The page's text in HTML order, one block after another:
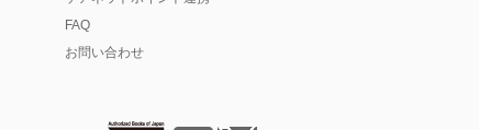
FAQ
お問い合わせ